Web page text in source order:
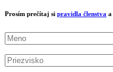
Prosím prečítaj si pravidla členstva a